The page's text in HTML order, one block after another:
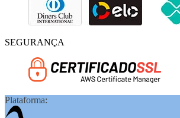
SEGURANÇA
Plataforma: